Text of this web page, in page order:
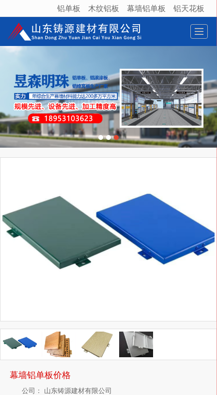
很遗憾，因您的浏览器版本过低导致无法获得最佳浏览体验，推荐下载安装谷歌浏览器！
铝单板 木纹铝板 幕墙铝单板 铝天花板
幕墙铝单板价格
公司：
山东铸源建材有限公司